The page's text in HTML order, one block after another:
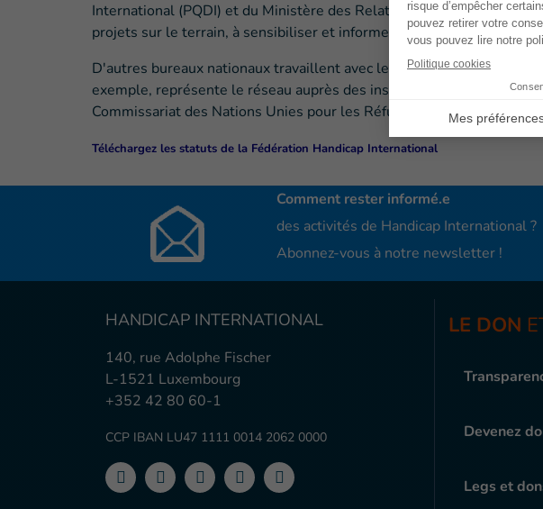
International (PQDI) et du Ministère des Relations Internationales
projets sur le terrain, à sensibiliser et informer le public canadien
D'autres bureaux nationaux travaillent avec les donateurs et
exemple, représente le réseau auprès des instances
Commissariat des Nations Unies pour les Réfugiés (UNHCR).
Téléchargez les statuts de la Fédération Handicap International
Comment rester informé.e
des activités de Handicap International ?
Abonnez-vous à notre newsletter !
HANDICAP INTERNATIONAL
140, rue Adolphe Fischer
L-1521 Luxembourg
+352 42 80 60-1
CCP IBAN LU47 1111 0014 2062 0000
LE DON
Devenez
Legs et